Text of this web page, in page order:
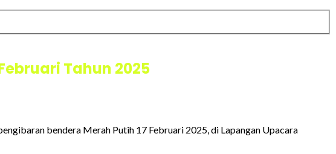
Tahun 2025
bendera Merah Putih 17 Februari 2025, di Lapangan Upacara